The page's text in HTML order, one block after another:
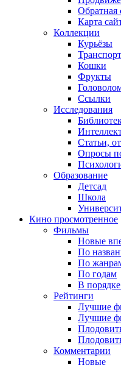
Обратная
Карта
Коллекции
Курьёзы
Транспорт
Кошки
Фрукты
Ссылки
Исследования
Статьи,
Опросы
Образование
Детсад
Школа
Кино просмотренное
Фильмы
Новые
По
По
По годам
В
Рейтинги
Лучшие
Лучшие
Комментарии
Новые